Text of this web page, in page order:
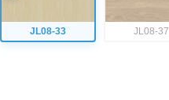
JL08-33 JL08-37